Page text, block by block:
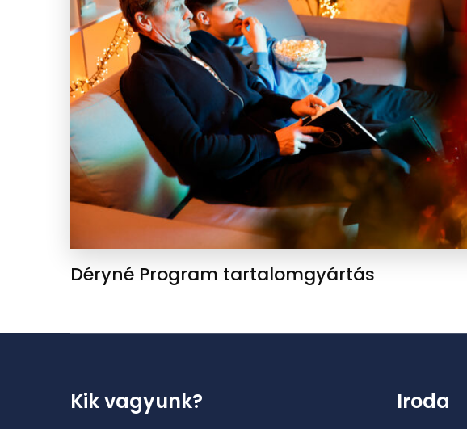
Déryné Program tartalomgyártás
Kik vagyunk? Iroda